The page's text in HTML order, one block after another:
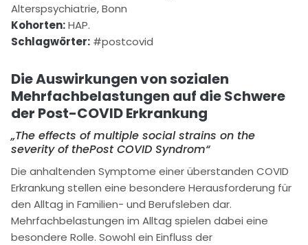
Alterspsychiatrie, Bonn
Kohorten:HAP.
Schlagwörter: #postcovid
Die Auswirkungen von sozialen
Mehrfachbelastungen auf die Schwere
der Post-COVID Erkrankung
„The effects of multiple social strains on the
severity of thePost COVID Syndrom“
Die anhaltenden Symptome einer überstanden COVID
Erkrankung stellen eine besondere Herausforderung für
den Alltag in Familien- und Berufsleben dar.
Mehrfachbelastungen im Alltag spielen dabei eine
besondere Rolle. Sowohl ein Einfluss der